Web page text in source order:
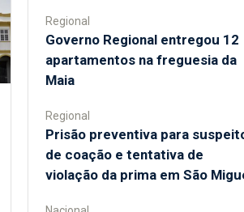
Regional
Governo Regional entregou 12
apartamentos na freguesia da
Maia
Regional
Prisão preventiva para
de coação e tentativa de
violação da prima em São